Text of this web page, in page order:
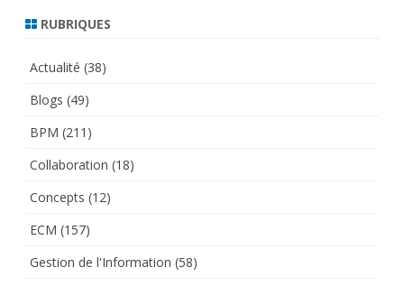
RUBRIQUES
Actualité (38)
Blogs (49)
BPM (211)
Collaboration (18)
Concepts (12)
ECM (157)
Gestion de l'Information (58)